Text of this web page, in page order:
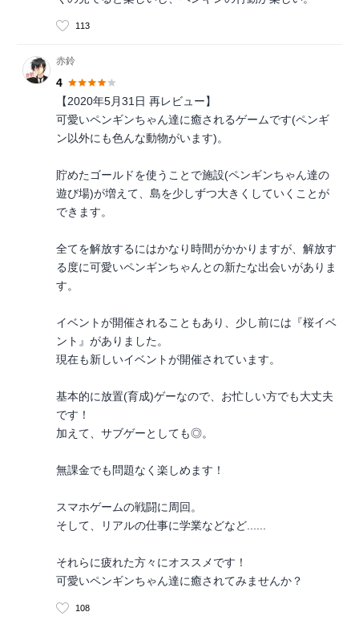
113
赤鈴
4
【2020年5月31日 再レビュー】
可愛いペンギンちゃん達に癒されるゲームです(ペンギ
ン以外にも色んな動物がいます)。
貯めたゴールドを使うことで施設(ペンギンちゃん達の
遊び場)が増えて、島を少しずつ大きくしていくことが
できます。
全てを解放するにはかなり時間がかかりますが、解放す
る度に可愛いペンギンちゃんとの新たな出会いがありま
す。
イベントが開催されることもあり、少し前には『桜イベ
ント』がありました。
現在も新しいイベントが開催されています。
基本的に放置(育成)ゲーなので、お忙しい方でも大丈夫
です！
加えて、サブゲーとしても◎。
無課金でも問題なく楽しめます！
スマホゲームの戦闘に周回。
そして、リアルの仕事に学業などなど......
それらに疲れた方々にオススメです！
可愛いペンギンちゃん達に癒されてみませんか？
108